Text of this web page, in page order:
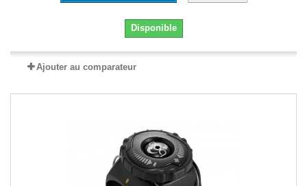
Disponible
Ajouter au comparateur